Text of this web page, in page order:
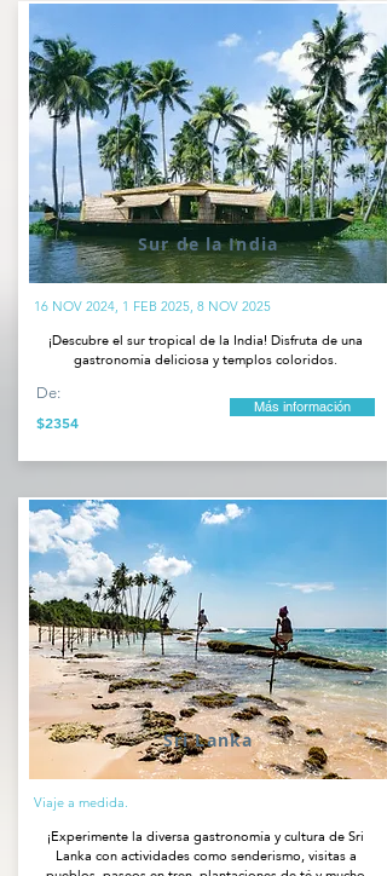
Sur de la India
16 NOV 2024, 1 FEB 2025, 8 NOV 2025
¡Descubre el sur tropical de la India! Disfruta de una
gastronomía deliciosa y templos coloridos.
De:
$2354
Más información
Sri Lanka
Viaje a medida.
¡Experimente la diversa gastronomía y cultura de Sri
Lanka con actividades como senderismo, visitas a